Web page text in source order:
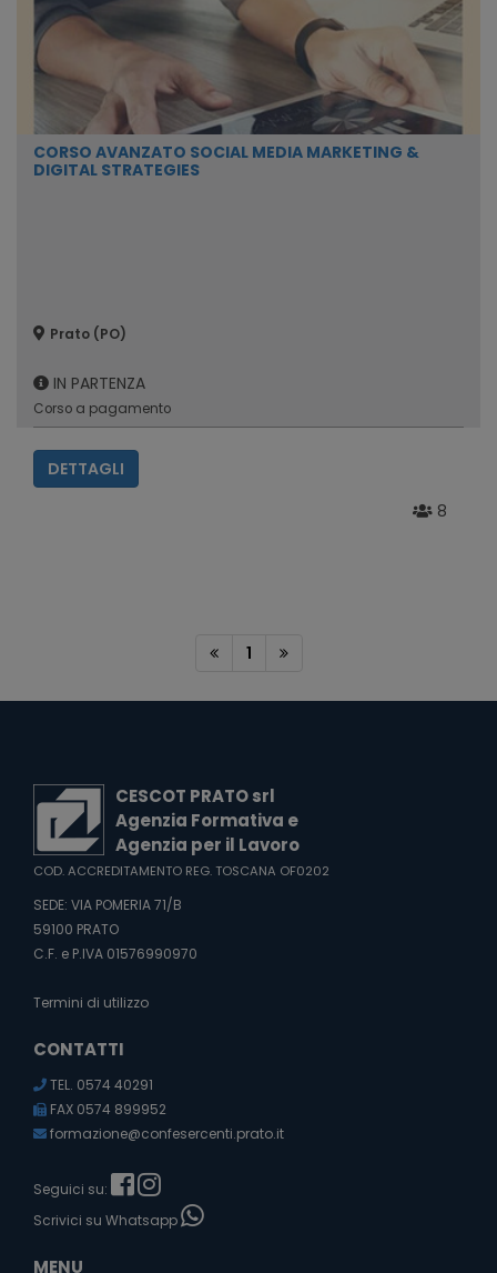
CORSO AVANZATO SOCIAL MEDIA MARKETING &
DIGITAL STRATEGIES
Prato (PO)
IN PARTENZA
Corso a pagamento
DETTAGLI
8
1
CESCOT PRATO srl
Agenzia Formativa e
Agenzia per il Lavoro
COD. ACCREDITAMENTO REG. TOSCANA OF0202
SEDE: VIA POMERIA 71/B
59100 PRATO
C.F. e P.IVA 01576990970
Termini di utilizzo
CONTATTI
TEL. 0574 40291
FAX 0574 899952
formazione@confesercenti.prato.it
Seguici su:
Scrivici su Whatsapp
MENU